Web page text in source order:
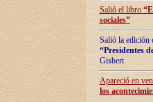
Salió el libro “
sociales”
Salió la edición
“Presidentes
Gisbert
Apareció en
los